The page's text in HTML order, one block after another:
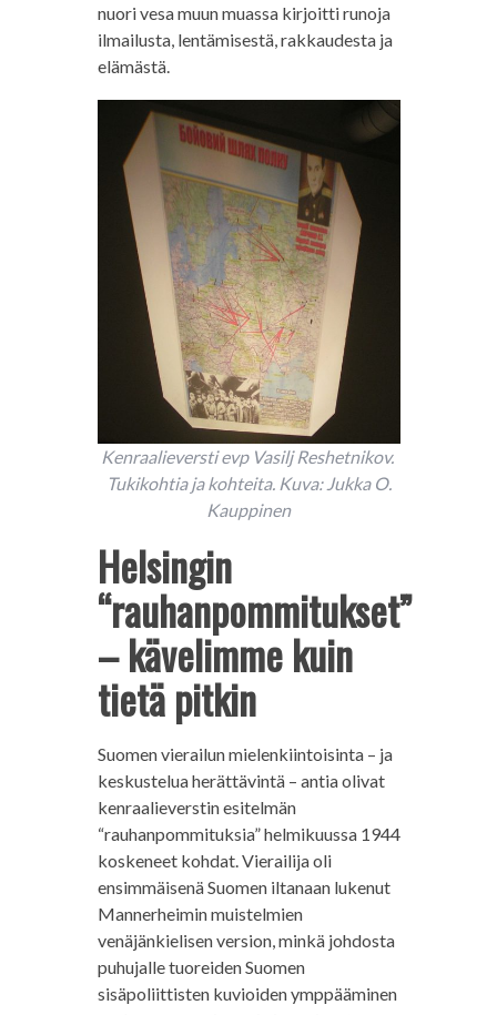
nuori vesa muun muassa kirjoitti runoja
ilmailusta, lentämisestä, rakkaudesta ja
elämästä.
Kenraalieversti evp Vasilj Reshetnikov.
Tukikohtia ja kohteita. Kuva: Jukka O.
Kauppinen
Helsingin
“rauhanpommitukset”
– kävelimme kuin
tietä pitkin
Suomen vierailun mielenkiintoisinta – ja
keskustelua herättävintä – antia olivat
kenraalieverstin esitelmän
“rauhanpommituksia” helmikuussa 1944
koskeneet kohdat. Vierailija oli
ensimmäisenä Suomen iltanaan lukenut
Mannerheimin muistelmien
venäjänkielisen version, minkä johdosta
puhujalle tuoreiden Suomen
sisäpoliittisten kuvioiden ymppääminen